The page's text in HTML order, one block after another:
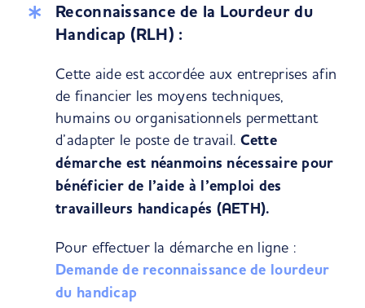
Reconnaissance de la Lourdeur du
Handicap (RLH) :
Cette aide est accordée aux entreprises afin
de financier les moyens techniques,
humains ou organisationnels permettant
d’adapter le poste de travail. Cette
démarche est néanmoins nécessaire pour
bénéficier de l’aide à l’emploi des
travailleurs handicapés (AETH).
Pour effectuer la démarche en ligne :
Demande de reconnaissance de lourdeur
du handicap